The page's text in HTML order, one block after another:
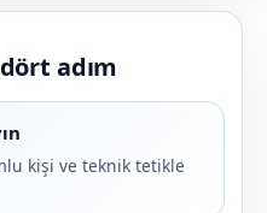
adım
kişi ve teknik tetikle